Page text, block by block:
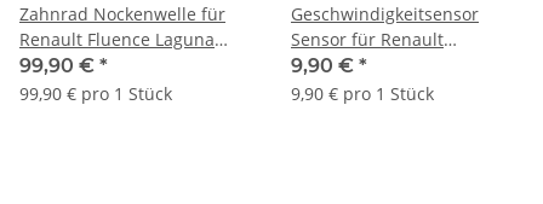
Zahnrad Nockenwelle für
Renault Fluence Laguna
Megane II III 7701478505
99,90 € *
99,90 € pro 1 Stück
Geschwindigkeitsensor
Sensor für Renault
7700840042 7700414694
6001546127
9,90 € *
9,90 € pro 1 Stück